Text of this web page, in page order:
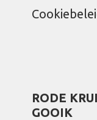
RODE
GOOIK